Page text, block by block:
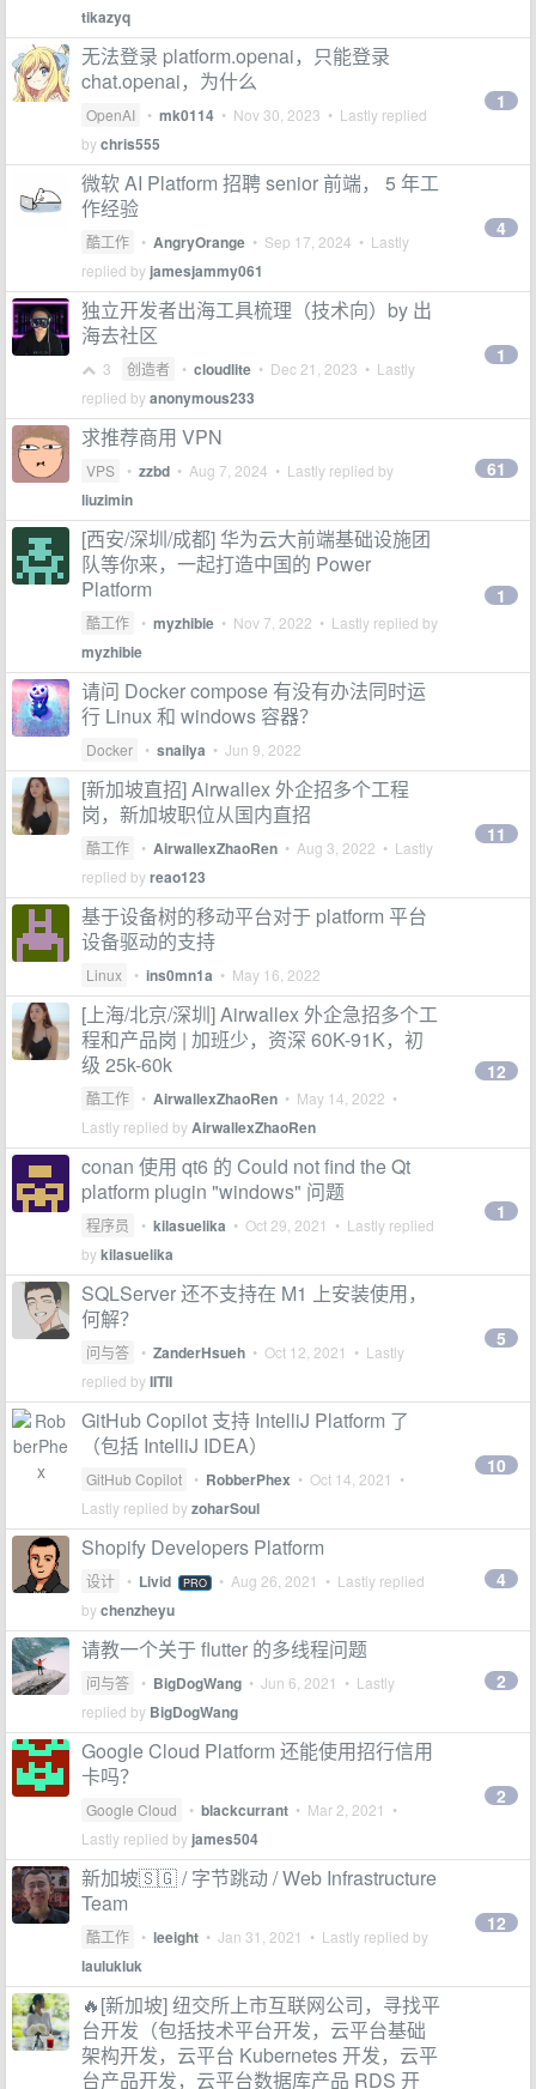
tikazyq
无法登录 platform.openai，只能登录
chat.openai，为什么
OpenAI • mk0114 • Nov 30, 2023 • Lastly replied
bychris555
1
微软 AI Platform 招聘 senior 前端， 5 年工
作经验
酷工作 • AngryOrange • Sep 17, 2024 • Lastly
replied by jamesjammy061
4
独立开发者出海工具梳理（技术向）by 出
海去社区
3 创造者 • cloudlite • Dec 21, 2023 • Lastly
replied byanonymous233
1
求推荐商用 VPN
VPS • zzbd • Aug 7, 2024 • Lastly replied by
liuzimin
61
[西安/深圳/成都] 华为云大前端基础设施团
队等你来，一起打造中国的 Power
Platform
酷工作 • myzhibie • Nov 7, 2022 • Lastly replied by
myzhibie
1
请问 Docker compose 有没有办法同时运
行 Linux 和 windows 容器？
Docker • snailya • Jun 9, 2022
[新加坡直招] Airwallex 外企招多个工程
岗，新加坡职位从国内直招
酷工作 • AirwallexZhaoRen • Aug 3, 2022 • Lastly
replied byreao123
11
基于设备树的移动平台对于 platform 平台
设备驱动的支持
Linux • ins0mn1a • May 16, 2022
[上海/北京/深圳] Airwallex 外企急招多个工
程和产品岗 | 加班少，资深 60K-91K，初
级 25k-60k
酷工作 • AirwallexZhaoRen • May 14, 2022 •
Lastly replied byAirwallexZhaoRen
12
conan 使用 qt6 的 Could not find the Qt
platform plugin "windows" 问题
程序员 • kilasuelika • Oct 29, 2021 • Lastly replied
bykilasuelika
1
SQLServer 还不支持在 M1 上安装使用，
何解？
问与答 • ZanderHsueh • Oct 12, 2021 • Lastly
replied byIITII
5
GitHub Copilot 支持 IntelliJ Platform 了
（包括 IntelliJ IDEA）
GitHub Copilot • RobberPhex • Oct 14, 2021 •
Lastly replied byzoharSoul
10
Shopify Developers Platform
设计 • Livid PRO • Aug 26, 2021 • Lastly replied
bychenzheyu
4
请教一个关于 flutter 的多线程问题
问与答 • BigDogWang • Jun 6, 2021 • Lastly
replied by BigDogWang
2
Google Cloud Platform 还能使用招行信用
卡吗？
Google Cloud • blackcurrant • Mar 2, 2021 •
Lastly replied by james504
2
新加坡🇸🇬 / 字节跳动 / Web Infrastructure
Team
酷工作 • leeight • Jan 31, 2021 • Lastly replied by
laulukluk
12
🔥[新加坡] 纽交所上市互联网公司，寻找平
台开发（包括技术平台开发，云平台基础
架构开发，云平台 Kubernetes 开发，云平
台产品开发，云平台数据库产品 RDS 开